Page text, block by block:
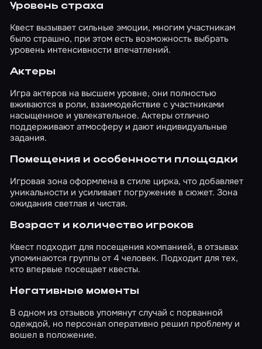
Уровень страха
Квест вызывает сильные эмоции, многим участникам
было страшно, при этом есть возможность выбрать
уровень интенсивности впечатлений.
Актеры
Игра актеров на высшем уровне, они полностью
вживаются в роли, взаимодействие с участниками
насыщенное и увлекательное. Актеры отлично
поддерживают атмосферу и дают индивидуальные
задания.
Помещения и особенности площадки
Игровая зона оформлена в стиле цирка, что добавляет
уникальности и усиливает погружение в сюжет. Зона
ожидания светлая и чистая.
Возраст и количество игроков
Квест подходит для посещения компанией, в отзывах
упоминаются группы от 4 человек. Подходит для тех,
кто впервые посещает квесты.
Негативные моменты
В одном из отзывов упомянут случай с порванной
одеждой, но персонал оперативно решил проблему и
вошел в положение.